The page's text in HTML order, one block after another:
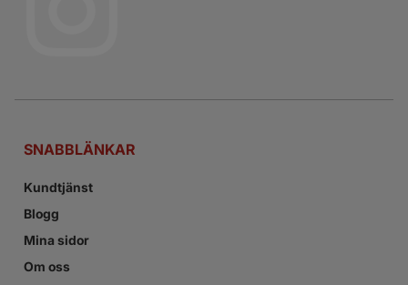
SNABBLÄNKAR
Kundtjänst
Blogg
Mina sidor
Om oss